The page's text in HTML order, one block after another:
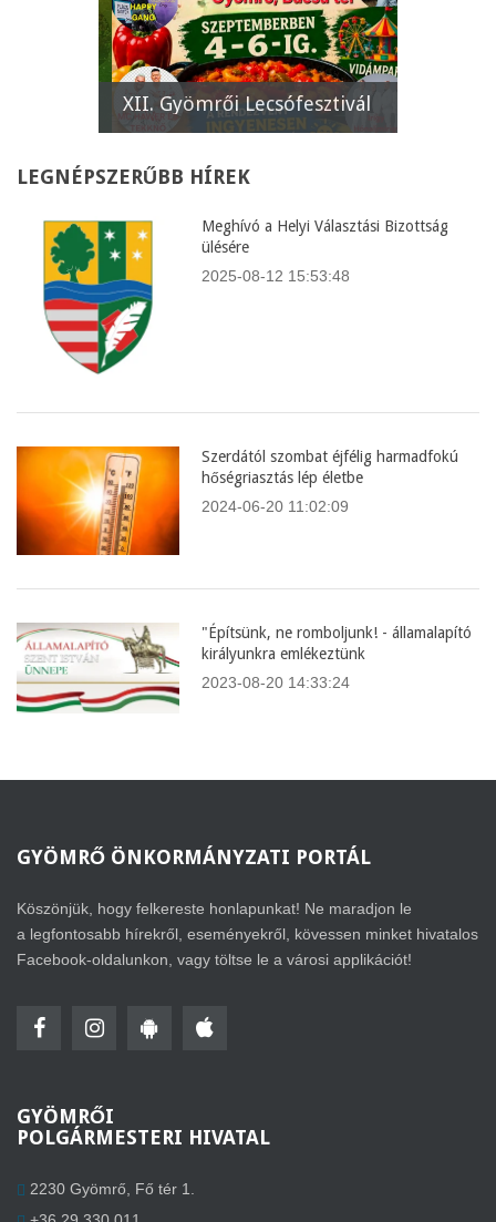
XII. Gyömrői Lecsófesztivál
LEGNÉPSZERŰBB HÍREK
Meghívó a Helyi Választási Bizottság
ülésére
2025-08-12 15:53:48
Szerdától szombat éjfélig harmadfokú
hőségriasztás lép életbe
2024-06-20 11:02:09
"Építsünk, ne romboljunk! - államalapító
királyunkra emlékeztünk
2023-08-20 14:33:24
GYÖMRŐ ÖNKORMÁNYZATI PORTÁL
Köszönjük, hogy felkereste honlapunkat! Ne maradjon le
a legfontosabb hírekről, eseményekről, kövessen minket hivatalos
Facebook-oldalunkon, vagy töltse le a városi applikációt!
GYÖMRŐI
POLGÁRMESTERI HIVATAL
2230 Gyömrő, Fő tér 1.